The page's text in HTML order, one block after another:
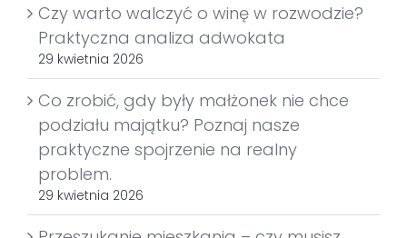
Czy warto walczyć o winę w rozwodzie?
Praktyczna analiza adwokata
29 kwietnia 2026
Co zrobić, gdy były małżonek nie chce
podziału majątku? Poznaj nasze
praktyczne spojrzenie na realny
problem.
29 kwietnia 2026